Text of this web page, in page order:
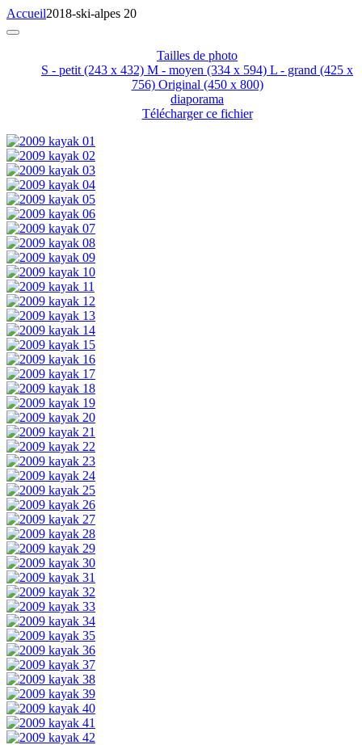
Accueil2018-ski-alpes 20
Tailles de photo
S - petit (243 x 432) M - moyen (334 x 594) L - grand (425 x
756) Original (450 x 800)
diaporama
Télécharger ce fichier